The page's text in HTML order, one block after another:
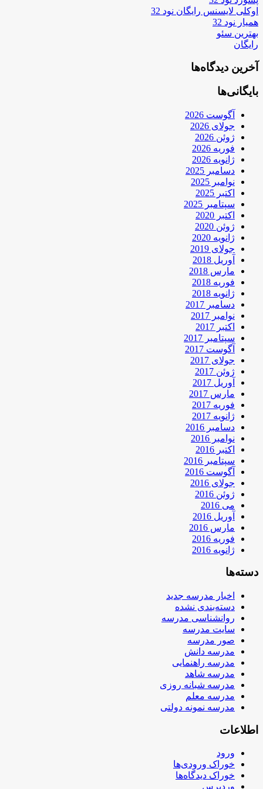
اوکلی لایسنس رایگان نود 32
همیار نود 32
بهترین سئو
رایگان
آخرین دیدگاه‌ها
بایگانی‌ها
آگوست 2026
جولای 2026
ژوئن 2026
فوریه 2026
ژانویه 2026
دسامبر 2025
نوامبر 2025
اکتبر 2025
سپتامبر 2025
اکتبر 2020
ژوئن 2020
ژانویه 2020
جولای 2019
آوریل 2018
مارس 2018
فوریه 2018
ژانویه 2018
دسامبر 2017
نوامبر 2017
اکتبر 2017
سپتامبر 2017
آگوست 2017
جولای 2017
ژوئن 2017
آوریل 2017
مارس 2017
فوریه 2017
ژانویه 2017
دسامبر 2016
نوامبر 2016
اکتبر 2016
سپتامبر 2016
آگوست 2016
جولای 2016
ژوئن 2016
می 2016
آوریل 2016
مارس 2016
فوریه 2016
ژانویه 2016
دسته‌ها
اخبار مدرسه جدید
دسته‌بندی نشده
روانشناسی مدرسه
سایت مدرسه
صور مدرسه
مدرسه دانش
مدرسه راهنمایی
مدرسه شاهد
مدرسه شبانه روزی
مدرسه معلم
مدرسه نمونه دولتی
اطلاعات
ورود
خوراک ورودی‌ها
خوراک دیدگاه‌ها
وردپرس